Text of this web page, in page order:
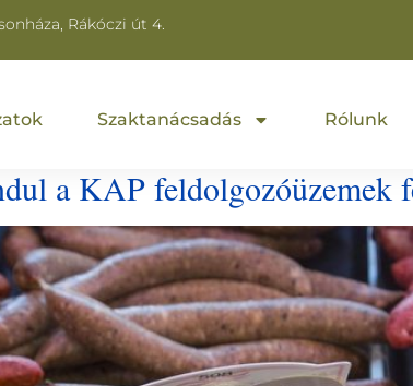
Rákóczi út 4.
Szaktanácsadás Rólunk
a KAP feldolgozóüzemek